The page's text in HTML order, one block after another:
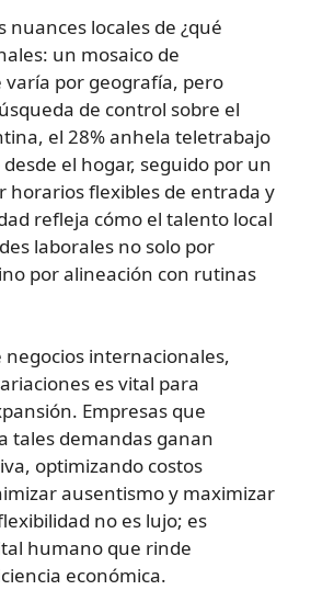
nuances locales de ¿qué
un mosaico de
por geografía, pero
de control sobre el
el 28% anhela teletrabajo
el hogar, seguido por un
horarios flexibles de entrada y
refleja cómo el talento local
laborales no solo por
por alineación con rutinas
negocios internacionales,
es vital para
Empresas que
tales demandas ganan
optimizando costos
ausentismo y maximizar
no es lujo; es
humano que rinde
económica.